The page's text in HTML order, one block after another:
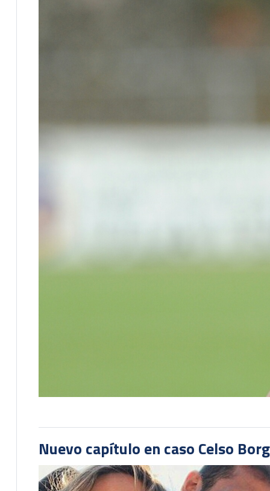
Nuevo capítulo en caso Celso